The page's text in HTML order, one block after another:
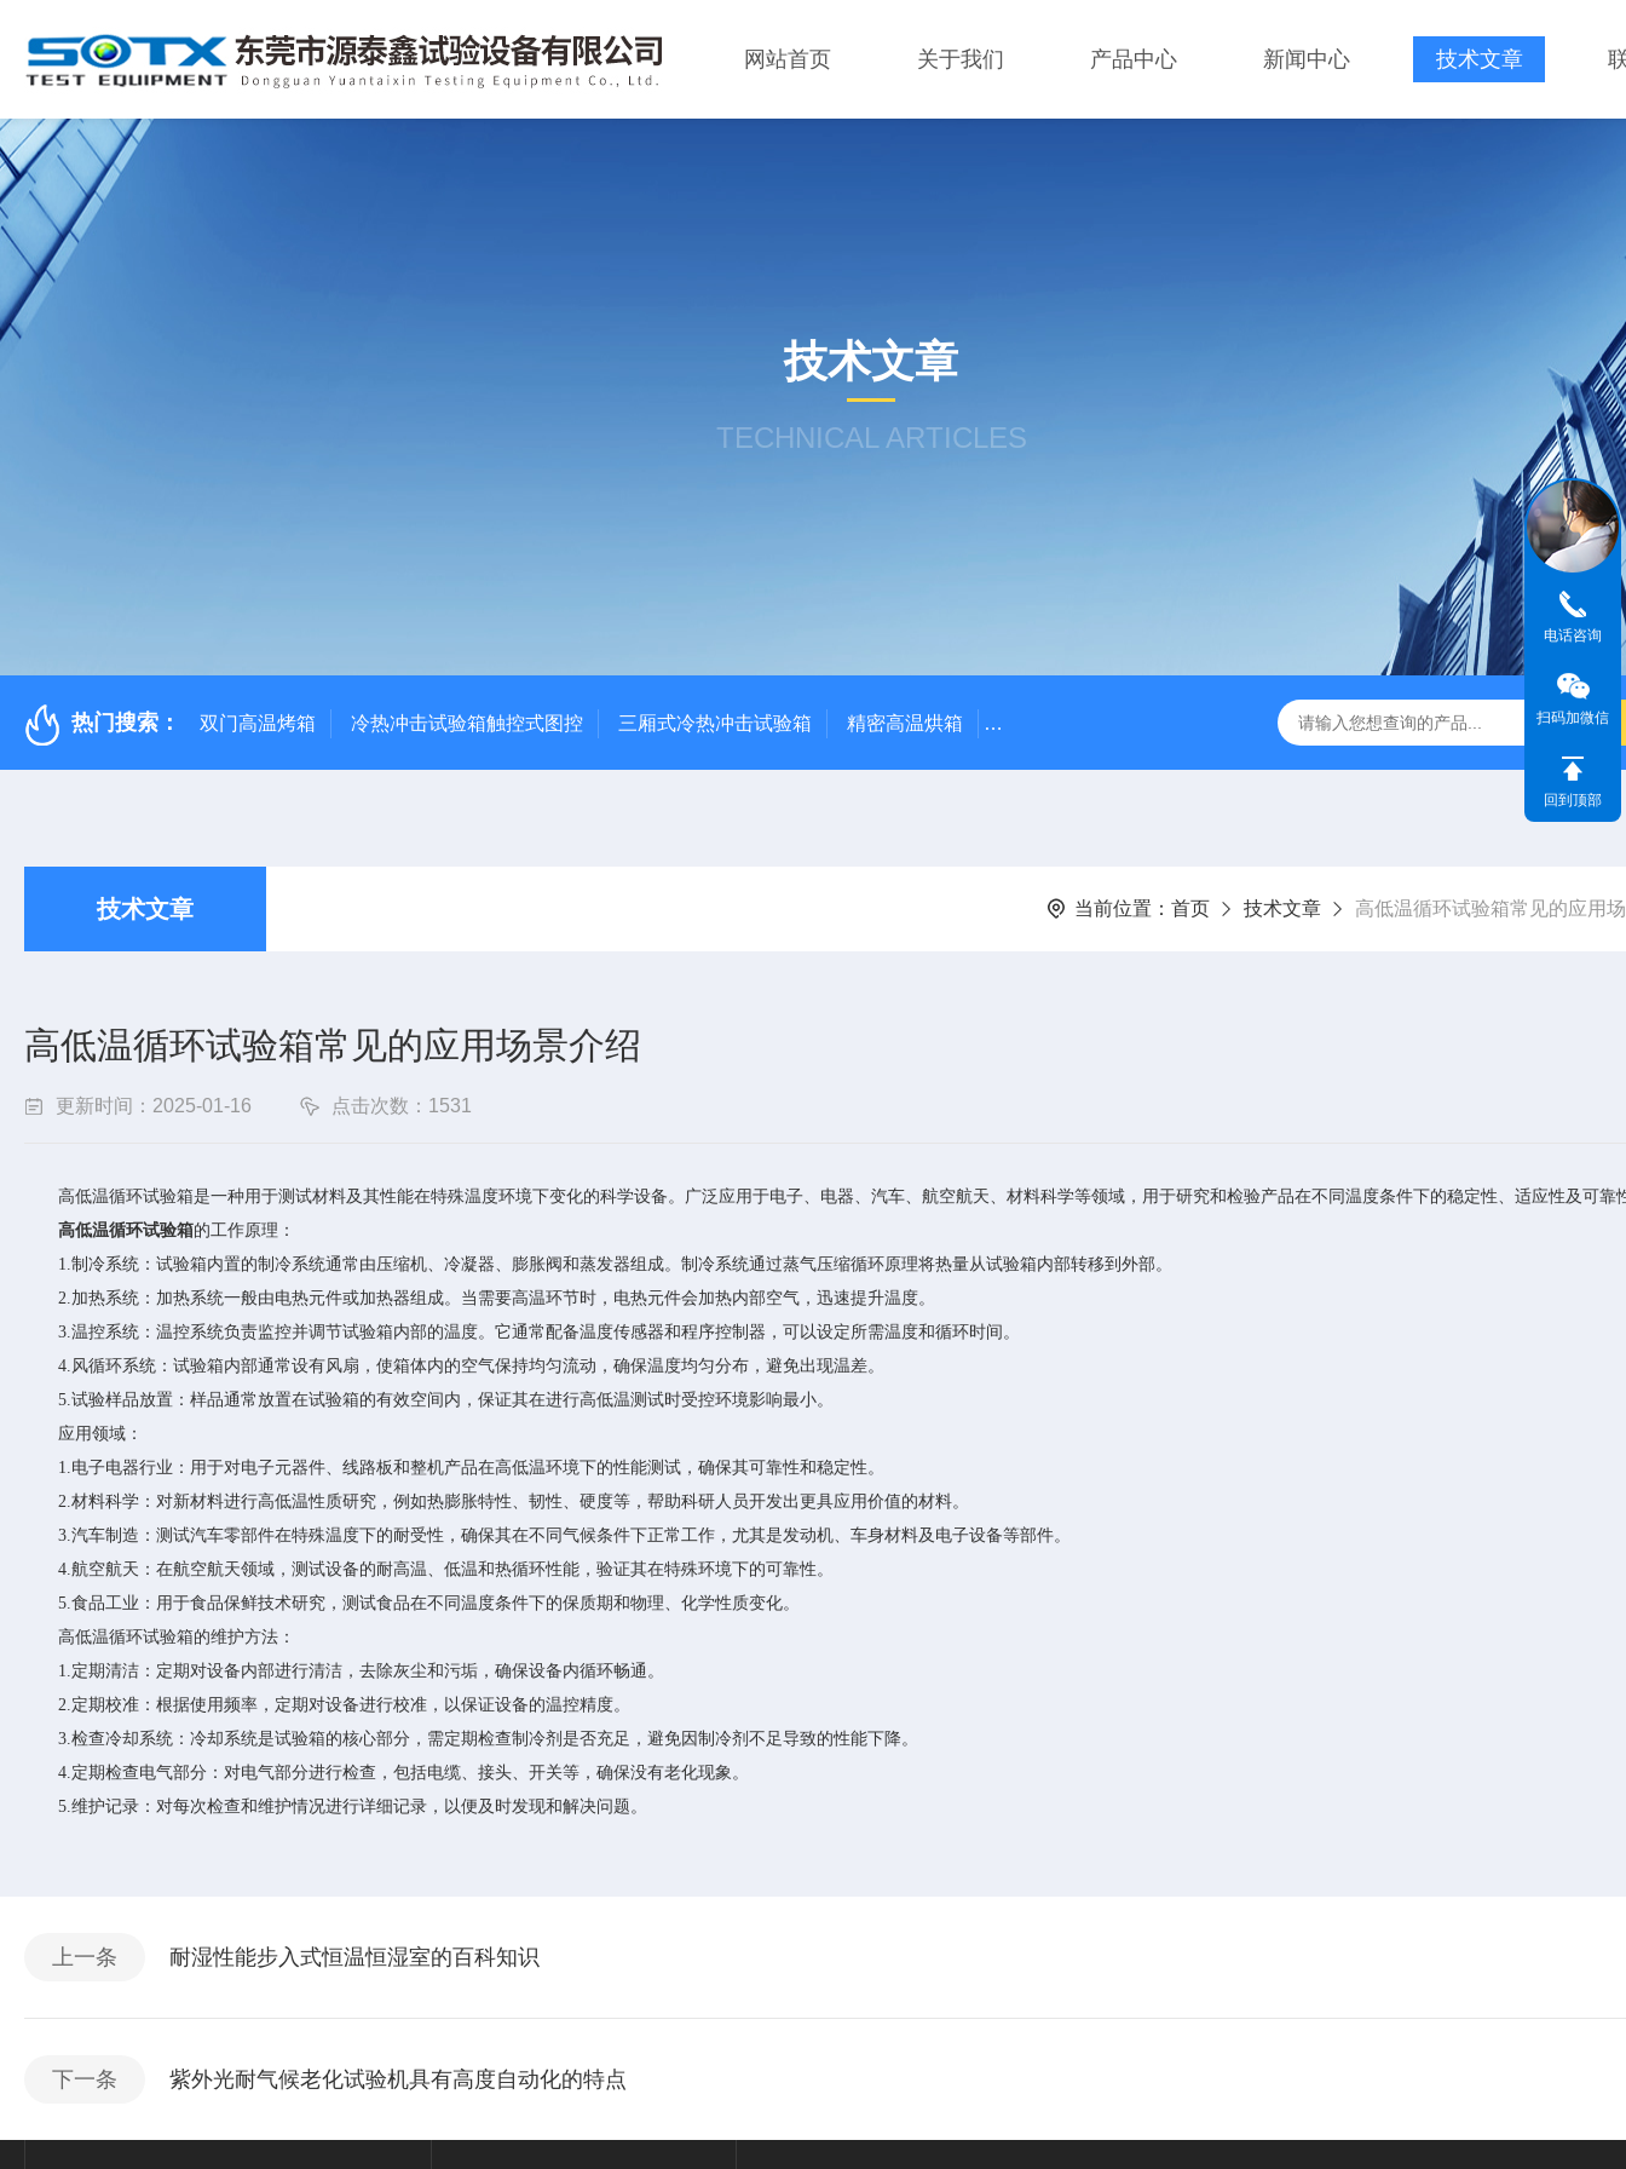
网站首页 关于我们 产品中心 新闻中心 技术文章
技术文章
TECHNICAL ARTICLES
热门搜索： 双门高温烤箱 冷热冲击试验箱触控式图控 三厢式冷热冲击试验箱 精密高温烘箱 YTX-BIR步入式高温老化房 立式恒温恒湿试验箱 订制高温老化试
技术文章 当前位置： 首页 技术文章 高低温循环试验箱常见的应用
高低温循环试验箱常见的应用场景介绍
更新时间：2025-01-16 点击次数：1531
高低温循环试验箱是一种用于测试材料及其性能在特殊温度环境下变化的科学设备。广泛应用于电子、电器、汽车、航空航天、材料科学等领域，用于研究和检验产品在不同温度条件下的稳定性、适应性及可靠
高低温循环试验箱的工作原理：
1.制冷系统：试验箱内置的制冷系统通常由压缩机、冷凝器、膨胀阀和蒸发器组成。制冷系统通过蒸气压缩循环原理将热量从试验箱内部转移到外部。
2.加热系统：加热系统一般由电热元件或加热器组成。当需要高温环节时，电热元件会加热内部空气，迅速提升温度。
3.温控系统：温控系统负责监控并调节试验箱内部的温度。它通常配备温度传感器和程序控制器，可以设定所需温度和循环时间。
4.风循环系统：试验箱内部通常设有风扇，使箱体内的空气保持均匀流动，确保温度均匀分布，避免出现温差。
5.试验样品放置：样品通常放置在试验箱的有效空间内，保证其在进行高低温测试时受控环境影响最小。
应用领域：
1.电子电器行业：用于对电子元器件、线路板和整机产品在高低温环境下的性能测试，确保其可靠性和稳定性。
2.材料科学：对新材料进行高低温性质研究，例如热膨胀特性、韧性、硬度等，帮助科研人员开发出更具应用价值的材料。
3.汽车制造：测试汽车零部件在特殊温度下的耐受性，确保其在不同气候条件下正常工作，尤其是发动机、车身材料及电子设备等部件。
4.航空航天：在航空航天领域，测试设备的耐高温、低温和热循环性能，验证其在特殊环境下的可靠性。
5.食品工业：用于食品保鲜技术研究，测试食品在不同温度条件下的保质期和物理、化学性质变化。
高低温循环试验箱的维护方法：
1.定期清洁：定期对设备内部进行清洁，去除灰尘和污垢，确保设备内循环畅通。
2.定期校准：根据使用频率，定期对设备进行校准，以保证设备的温控精度。
3.检查冷却系统：冷却系统是试验箱的核心部分，需定期检查制冷剂是否充足，避免因制冷剂不足导致的性能下降。
4.定期检查电气部分：对电气部分进行检查，包括电缆、接头、开关等，确保没有老化现象。
5.维护记录：对每次检查和维护情况进行详细记录，以便及时发现和解决问题。
上一条 耐湿性能步入式恒温恒湿室的百科知识
下一条 紫外光耐气候老化试验机具有高度自动化的特点
电话咨询
扫码加微信
回到顶部